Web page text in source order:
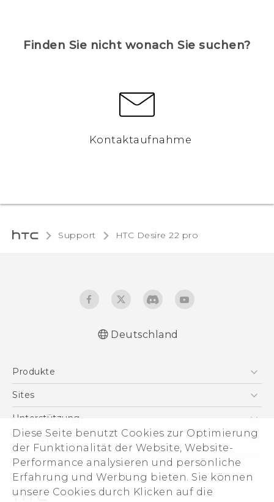
Diese Seite benutzt Cookies zur Optimierung
der Funktionalität der Website, Website-
Performance analysieren und persönliche
Erfahrung und Werbung bieten. Sie können
unsere Cookies durch Klicken auf die
Finden Sie nicht wonach Sie suchen?
Kontaktaufnahme
Support HTC Desire 22 pro‎
Bestimmungen
Deutschland
Produkte
Smartphones
VIVE
Zubehör
Sites
HTC Dev
HTC Vive
Unterstützung
Unterstützung
eCommerce Support
Über HTC
ESG
Impressum